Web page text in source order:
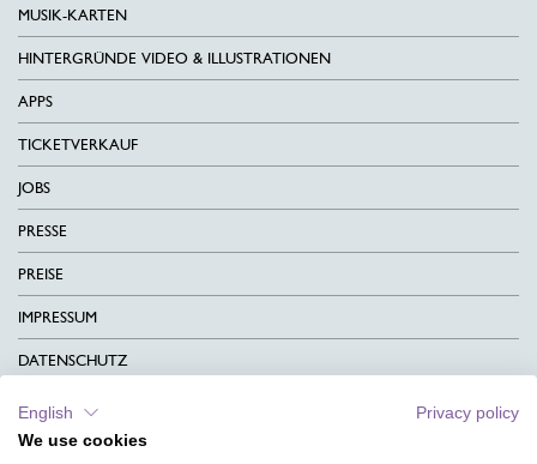
MUSIK-KARTEN
HINTERGRÜNDE VIDEO & ILLUSTRATIONEN
APPS
TICKETVERKAUF
JOBS
PRESSE
PREISE
IMPRESSUM
DATENSCHUTZ
KONTAKT
AGB
English
Privacy policy
We use cookies